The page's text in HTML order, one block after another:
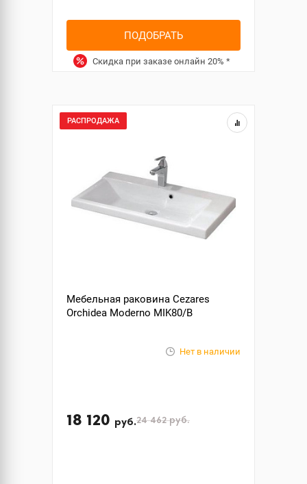
ПОДОБРАТЬ
Скидка при заказе онлайн 20% *
РАСПРОДАЖА
Мебельная раковина Cezares
Orchidea Moderno MIK80/B
Нет в наличии
18 120 руб.24 462руб.